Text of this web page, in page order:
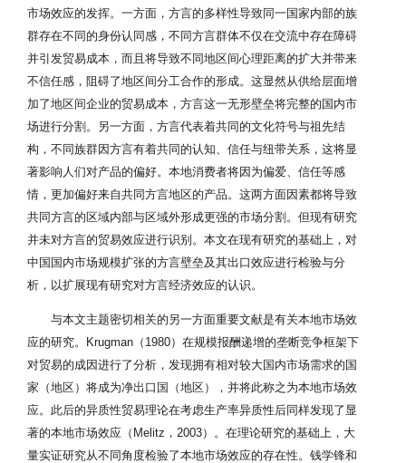
市场效应的发挥。一方面，方言的多样性导致同一国家内部的族
群存在不同的身份认同感，不同方言群体不仅在交流中存在障碍
并引发贸易成本，而且将导致不同地区间心理距离的扩大并带来
不信任感，阻碍了地区间分工合作的形成。这显然从供给层面增
加了地区间企业的贸易成本，方言这一无形壁垒将完整的国内市
场进行分割。另一方面，方言代表着共同的文化符号与祖先结
构，不同族群因方言有着共同的认知、信任与纽带关系，这将显
著影响人们对产品的偏好。本地消费者将因为偏爱、信任等感
情，更加偏好来自共同方言地区的产品。这两方面因素都将导致
共同方言的区域内部与区域外形成更强的市场分割。但现有研究
并未对方言的贸易效应进行识别。本文在现有研究的基础上，对
中国国内市场规模扩张的方言壁垒及其出口效应进行检验与分
析，以扩展现有研究对方言经济效应的认识。
与本文主题密切相关的另一方面重要文献是有关本地市场效
应的研究。Krugman（1980）在规模报酬递增的垄断竞争框架下
对贸易的成因进行了分析，发现拥有相对较大国内市场需求的国
家（地区）将成为净出口国（地区），并将此称之为本地市场效
应。此后的异质性贸易理论在考虑生产率异质性后同样发现了显
著的本地市场效应（Melitz，2003）。在理论研究的基础上，大
量实证研究从不同角度检验了本地市场效应的存在性。钱学锋和